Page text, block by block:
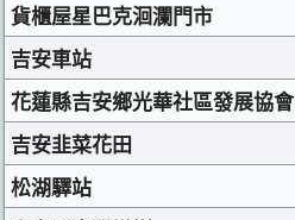
貨櫃屋星巴克洄瀾門市
吉安車站
花蓮縣吉安鄉光華社區發展協會
吉安韭菜花田
松湖驛站